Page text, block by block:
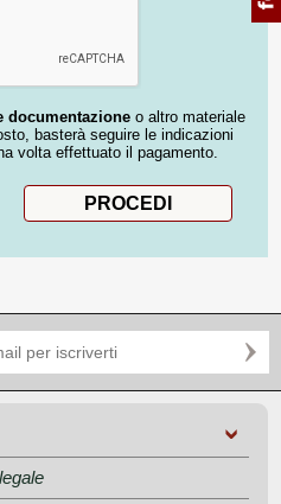
documentazione o altro materiale
basterà seguire le indicazioni
volta effettuato il pagamento.